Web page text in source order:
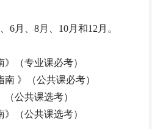
6月、8月、10月和12月。
（专业课必考）
南 》（公共课必考）
（公共课选考）
》（公共课选考）